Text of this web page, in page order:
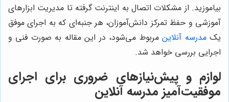
بیاموزید. از مشکلات اتصال به اینترنت گرفته تا مدیریت ابزارهای
آموزشی و حفظ تمرکز دانش‌آموزان، هر جنبه‌ای که به اجرای موفق
یکمدرسه آنلاینمربوط می‌شود، در این مقاله به صورت فنی و
اجرایی بررسی خواهد شد.
لوازم و پیش‌نیازهای ضروری برای اجرای
موفقیت‌آمیز مدرسه آنلاین